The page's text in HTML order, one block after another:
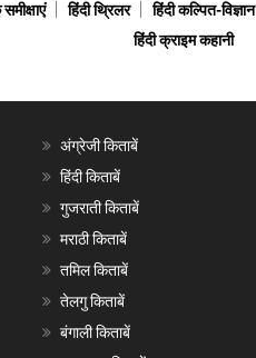
हिंदी थ्रिलर हिंदी कल्पित-विज्ञान
हिंदी क्राइम कहानी
अंग्रेजी किताबें
हिंदी किताबें
गुजराती किताबें
मराठी किताबें
तमिल किताबें
तेलगु किताबें
बंगाली किताबें